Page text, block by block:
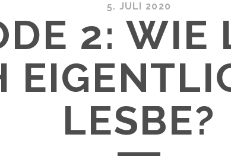
5. JULI 2020
2: WIE
LESBE?